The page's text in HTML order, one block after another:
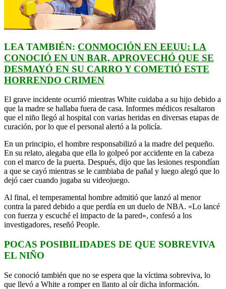
LEA TAMBIÉN: CONMOCIÓN EN EEUU: LA
CONOCIÓ EN UN BAR, APROVECHÓ QUE SE
DESMAYÓ EN SU CARRO Y COMETIÓ ESTE
HORRENDO CRIMEN
El grave incidente ocurrió mientras White cuidaba a su hijo debido a
que la madre se hallaba fuera de casa. Informes médicos resaltaron
que el niño llegó al hospital con varias heridas en diversas etapas de
curación, por lo que el personal alertó a la policía.
En un principio, el hombre responsabilizó a la madre del pequeño.
En su relato, alegaba que ella lo golpeó por accidente en la cabeza
con el marco de la puerta. Después, dijo que las lesiones respondían
a que se cayó mientras se le cambiaba de pañal y luego alegó que lo
dejó caer cuando jugaba su videojuego.
Al final, el temperamental hombre admitió que lanzó al menor
contra la pared debido a que perdía en un duelo de NBA. «Lo lancé
con fuerza y escuché el impacto de la pared», confesó a los
investigadores, reseñó People.
POCAS POSIBILIDADES DE QUE SOBREVIVA
EL NIÑO
Se conoció también que no se espera que la víctima sobreviva, lo
que llevó a White a romper en llanto al oír dicha información.